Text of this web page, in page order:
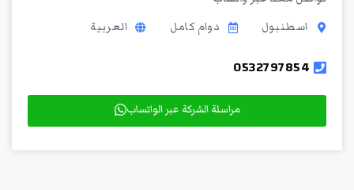
اسطنبول
دوام كامل العربية
0532797854
مراسلة الشركة عبر الواتساب